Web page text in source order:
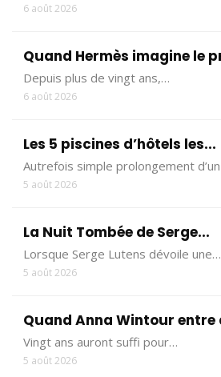
6 août 2026
Quand Hermès imagine le
Depuis plus de vingt ans,…
6 août 2026
Les 5 piscines d’hôtels les...
Autrefois simple prolongement
5 août 2026
La Nuit Tombée de Serge...
Lorsque Serge Lutens dévoile une…
5 août 2026
Quand Anna Wintour entre
Vingt ans auront suffi pour…
5 août 2026